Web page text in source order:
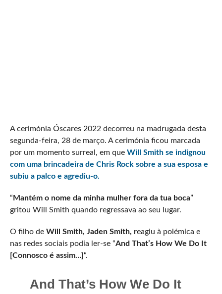
A cerimónia Óscares 2022 decorreu na madrugada desta
segunda-feira, 28 de março. A cerimónia ficou marcada
por um momento surreal, em que Will Smith se indignou
com uma brincadeira de Chris Rock sobre a sua esposa e
subiu a palco e agrediu-o.
“ Mantém o nome da minha mulher fora da tua boca”
gritou Will Smith quando regressava ao seu lugar.
O filho de Will Smith, Jaden Smith, reagiu à polémica e
nas redes sociais podia ler-se “And That’s How We Do It
[Connosco é assim…]“.
And That’s How We Do It